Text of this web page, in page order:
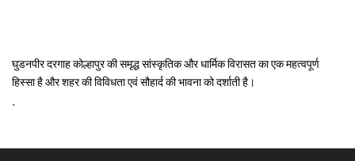
घुडनपीर दरगाह कोल्हापुर की समृद्ध सांस्कृतिक और धार्मिक विरासत का एक महत्वपूर्ण
हिस्सा है और शहर की विविधता एवं सौहार्द की भावना को दर्शाती है।
`